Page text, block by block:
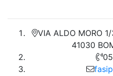
VIA ALDO MORO
41030